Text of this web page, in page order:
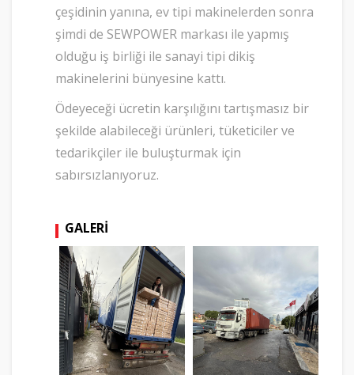
çeşidinin yanına, ev tipi makinelerden sonra
şimdi de SEWPOWER markası ile yapmış
olduğu iş birliği ile sanayi tipi dikiş
makinelerini bünyesine kattı.
Ödeyeceği ücretin karşılığını tartışmasız bir
şekilde alabileceği ürünleri, tüketiciler ve
tedarikçiler ile buluşturmak için
sabırsızlanıyoruz.
GALERI